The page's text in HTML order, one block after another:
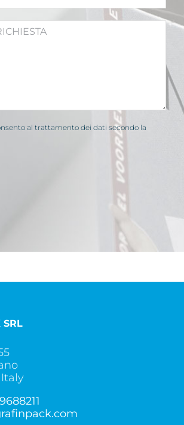
al trattamento dei dati secondo la
SRL